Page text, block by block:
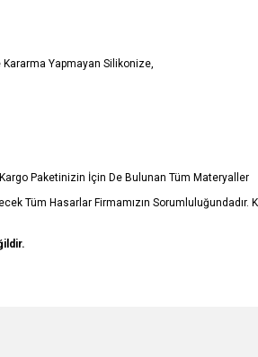
Kararma Yapmayan Silikonize,
Paketinizin İçin De Bulunan Tüm Materyaller
Tüm Hasarlar Firmamızın Sorumluluğundadır.